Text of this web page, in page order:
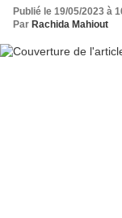
Publié le 19/05/2023 à
Par Rachida Mahiout